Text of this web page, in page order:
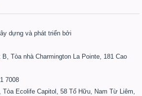
dựng và phát triển bởi
B, Tòa nhà Charmington La Pointe, 181 Cao
7008
Tòa Ecolife Capitol, 58 Tố Hữu, Nam Từ Liêm,